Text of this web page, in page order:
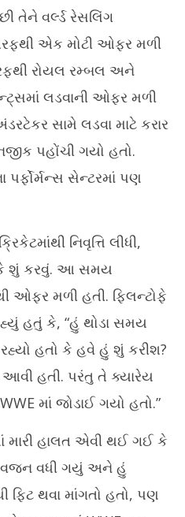
જવા માંગતો હતો
તેને વર્લ્ડ રેસલિંગ
એક મોટી ઓફર મળી
રોયલ રમ્બલ અને
લડવાની ઓફર મળી
સામે લડવા માટે કરાર
પહોંચી ગયો હતો.
પર્ફોર્મન્સ સેન્ટરમાં પણ
નિવૃત્તિ લીધી,
શું કરવું. આ સમય
ઓફર મળી હતી. ફ્લિન્ટોફે
હતું કે, “હું થોડા સમય
રહ્યો હતો કે હવે હું શું કરીશ?
આવી હતી. પરંતુ તે ક્યારેય
માં જોડાઈ ગયો હતો.”
મારી હાલત એવી થઈ ગઈ કે
વધી ગયું અને હું
થવા માંગતો હતો, પણ